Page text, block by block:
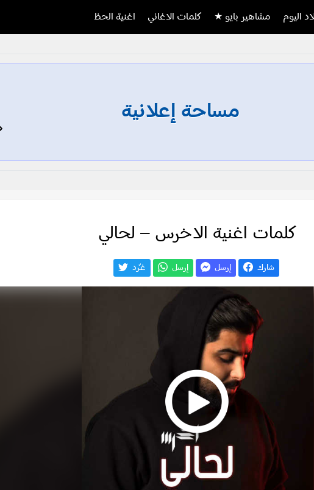
اليوم مشاهير بايو ★ كلمات الاغاني اغنية الحظ
مساحة إعلانية
كلمات اغنية الاخرس – لحالي
شارك إرسل إرسل غـّرد